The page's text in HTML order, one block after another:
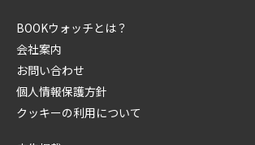
BOOKウォッチとは？
会社案内
お問い合わせ
個人情報保護方針
クッキーの利用について